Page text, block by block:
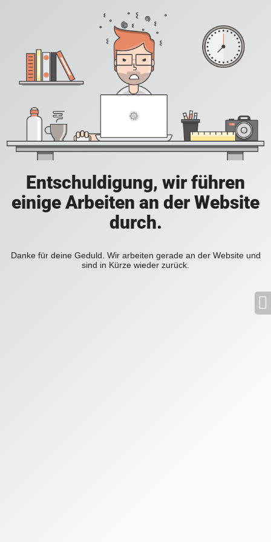
Entschuldigung, wir führen
einige Arbeiten an der Website
durch.
Danke für deine Geduld. Wir arbeiten gerade an der Website und
sind in Kürze wieder zurück.